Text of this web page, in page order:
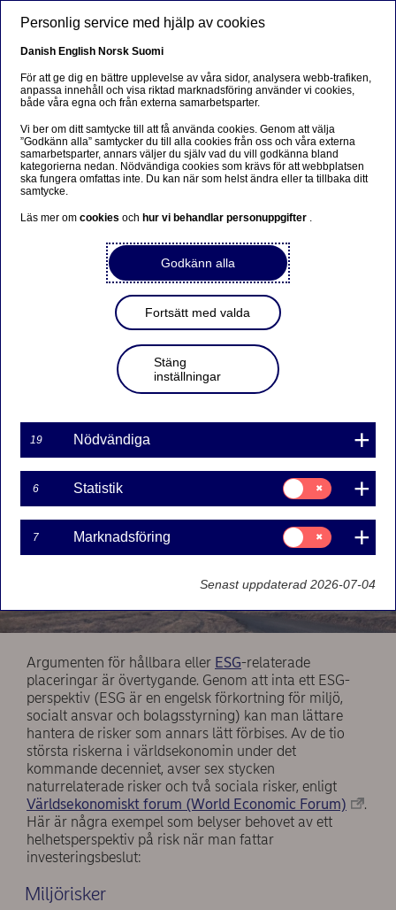
ESG
Så påverkas avkastningen av
ESG-risker
2023-06-23
Effekterna av den globala uppvärmningen och
förlusten av biologisk mångfald utgör en allt
större risk i placeringsportföljen. Det här rör sig
om systemrisker som kan få det globala
kapitalförvaltare och privatsparare behöver
kunna navigera i den här nya miljön.
Argumenten för hållbara eller ESG-relaterade
placeringar är övertygande. Genom att inta ett ESG-
perspektiv (ESG är en engelsk förkortning för miljö,
socialt ansvar och bolagsstyrning) kan man lättare
hantera de risker som annars lätt förbises. Av de tio
största riskerna i världsekonomin under det
kommande decenniet, avser sex stycken
naturrelaterade risker och två sociala risker, enligt
Världsekonomiskt forum (World Economic Forum)
.
Här är några exempel som belyser behovet av ett
helhetsperspektiv på risk när man fattar
investeringsbeslut:
Miljörisker
Personlig service med hjälp av cookies
Danish English Norsk Suomi
För att ge dig en bättre upplevelse av våra sidor, analysera webb-trafiken,
anpassa innehåll och visa riktad marknadsföring använder vi cookies,
både våra egna och från externa samarbetsparter.
Vi ber om ditt samtycke till att få använda cookies. Genom att välja
”Godkänn alla” samtycker du till alla cookies från oss och våra externa
samarbetsparter, annars väljer du själv vad du vill godkänna bland
kategorierna nedan. Nödvändiga cookies som krävs för att webbplatsen
ska fungera omfattas inte. Du kan när som helst ändra eller ta tillbaka ditt
samtycke.
Läs mer omcookiesoch hur vi behandlar personuppgifter .
Godkänn alla
Fortsätt med valda
Stäng
inställningar
19 Nödvändiga
6 Statistik
Samtycke
för:
Statistik
7 Marknadsföring
Samtycke
för:
Marknadsföring
Senast uppdaterad 2026-07-04